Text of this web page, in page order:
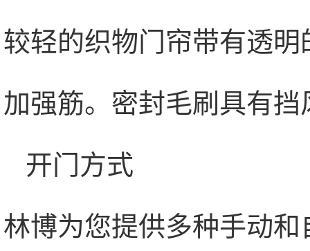
较轻的织物门帘带有透
加强筋。密封毛刷具有挡
开门方式
林博为您提供多种手动